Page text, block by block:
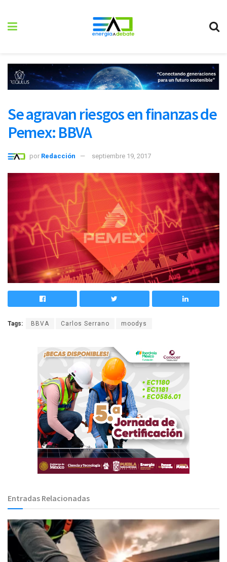
Se agravan riesgos en finanzas de
Pemex: BBVA
por Redacción septiembre 19, 2017
Tags: BBVA Carlos Serrano moodys
Entradas Relacionadas